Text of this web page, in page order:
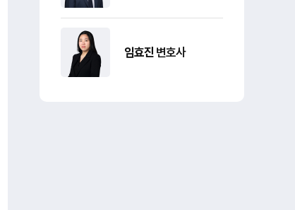
임효진 변호사